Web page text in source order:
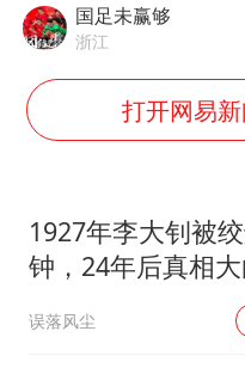
猫
曹
国足未赢够
浙江
打开网易
1927年李大钊被
钟，24年后真相大
误落风尘